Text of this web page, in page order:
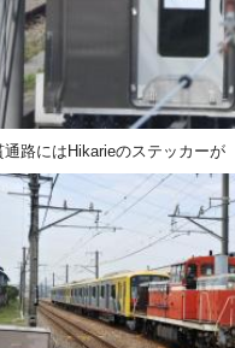
通路にはHikarieのステッカーが